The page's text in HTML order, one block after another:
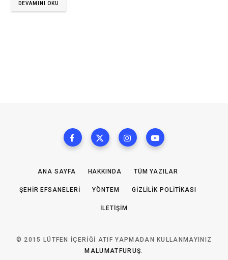
DEVAMINI OKU
ANA SAYFA HAKKINDA TÜM YAZILAR
ŞEHIR EFSANELERI YÖNTEM GIZLILIK POLITIKASI
İLETIŞIM
© 2015 LÜTFEN IÇERIĞI ATIF YAPMADAN KULLANMAYINIZ
MALUMATFURUŞ.